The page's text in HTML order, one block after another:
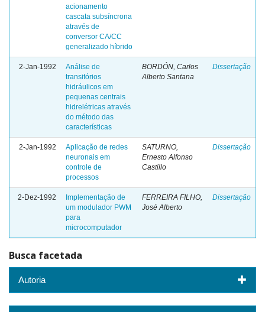
acionamento
cascata subsíncrona
através de
conversor CA/CC
generalizado híbrido
2-Jan-1992
Análise de
transitórios
hidráulicos em
pequenas centrais
hidrelétricas através
do método das
características
BORDÓN, Carlos
Alberto Santana
Dissertação
2-Jan-1992
Aplicação de redes
neuronais em
controle de
processos
SATURNO,
Ernesto Alfonso
Castillo
Dissertação
2-Dez-1992
Implementação de
um modulador PWM
para
microcomputador
FERREIRA FILHO,
José Alberto
Dissertação
Busca facetada
Autoria